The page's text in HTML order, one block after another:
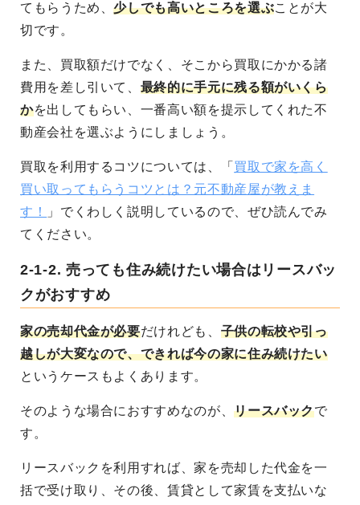
てもらうため、少しでも高いところを選ぶことが大
切です。
また、買取額だけでなく、そこから買取にかかる諸
費用を差し引いて、 最終的に手元に残る額がいくら
かを出してもらい、一番高い額を提示してくれた不
動産会社を選ぶようにしましょう。
買取を利用するコツについては、「 買取で家を高く
買い取ってもらうコツとは？元不動産屋が教えま
す！
」でくわしく説明しているので、ぜひ読んでみ
てください。
2-1-2. 売っても住み続けたい場合はリースバッ
クがおすすめ
家の売却代金が必要だけれども、 子供の転校や引っ
越しが大変なので、できれば今の家に住み続けたい
というケースもよくあります。
そのような場合におすすめなのが、リースバックで
す。
リースバックを利用すれば、家を売却した代金を一
括で受け取り、その後、賃貸として家賃を支払いな